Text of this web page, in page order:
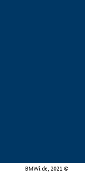
BMWi.de, 2021 ©